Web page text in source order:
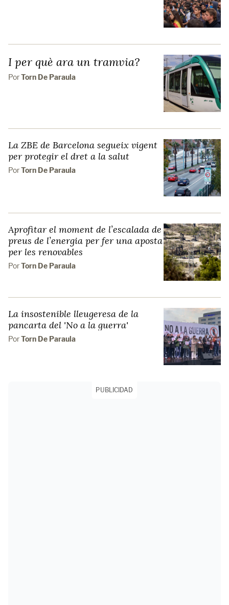
I per què ara un tramvia?
PorTorn De Paraula
La ZBE de Barcelona segueix vigent
per protegir el dret a la salut
PorTorn De Paraula
Aprofitar el moment de l’escalada de
preus de l’energia per fer una aposta
per les renovables
PorTorn De Paraula
La insostenible lleugeresa de la
pancarta del 'No a la guerra'
PorTorn De Paraula
PUBLICIDAD